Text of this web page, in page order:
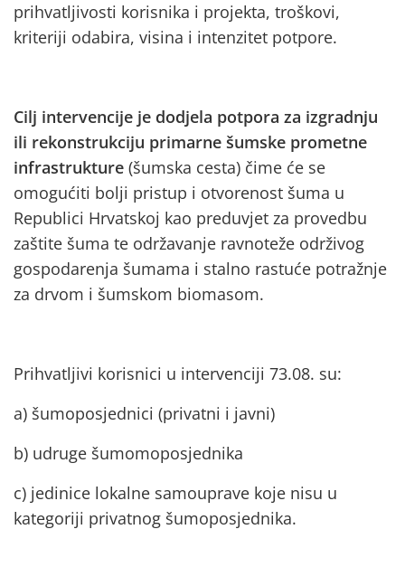
prihvatljivosti korisnika i projekta, troškovi,
kriteriji odabira, visina i intenzitet potpore.
Cilj intervencije je dodjela potpora za izgradnju
ili rekonstrukciju primarne šumske prometne
infrastrukture (šumska cesta) čime će se
omogućiti bolji pristup i otvorenost šuma u
Republici Hrvatskoj kao preduvjet za provedbu
zaštite šuma te održavanje ravnoteže održivog
gospodarenja šumama i stalno rastuće potražnje
za drvom i šumskom biomasom.
Prihvatljivi korisnici u intervenciji 73.08. su:
a) šumoposjednici (privatni i javni)
b) udruge šumomoposjednika
c) jedinice lokalne samouprave koje nisu u
kategoriji privatnog šumoposjednika.